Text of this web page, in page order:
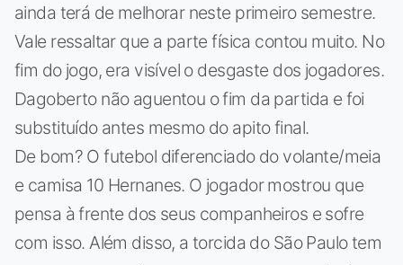
ainda terá de melhorar neste primeiro semestre.
Vale ressaltar que a parte física contou muito. No
fim do jogo, era visível o desgaste dos jogadores.
Dagoberto não aguentou o fim da partida e foi
substituído antes mesmo do apito final.
De bom? O futebol diferenciado do volante/meia
e camisa 10 Hernanes. O jogador mostrou que
pensa à frente dos seus companheiros e sofre
com isso. Além disso, a torcida do São Paulo tem